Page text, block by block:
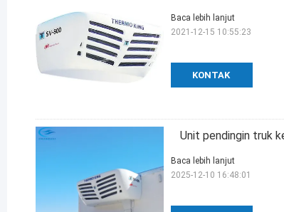
KONTAK
Baca lebih lanjut
2021-12-15 10:55:23
Unit pendingin truk
Baca lebih lanjut
2025-12-10 16:48:01